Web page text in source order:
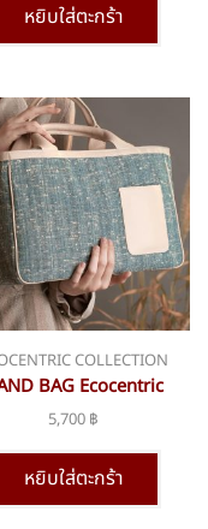
หยิบใส่ตะกร้า
COLLECTION
BAG Ecocentric
collection bsn-306
5,700 ฿
หยิบใส่ตะกร้า